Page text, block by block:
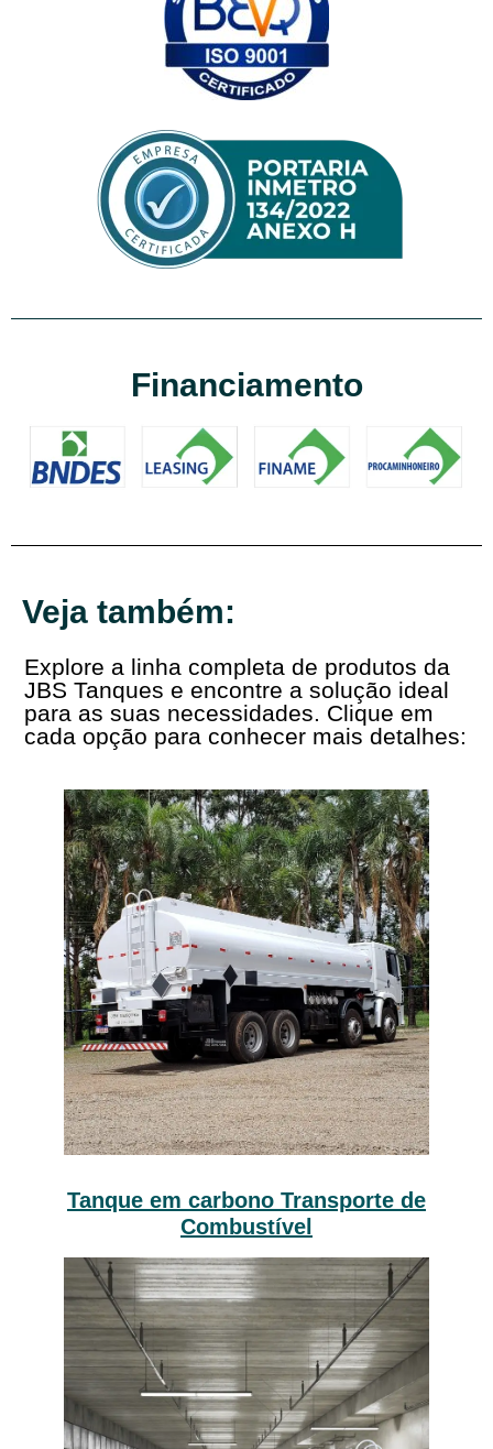
Financiamento
Veja também:
Explore a linha completa de produtos da
JBS Tanques e encontre a solução ideal
para as suas necessidades. Clique em
cada opção para conhecer mais detalhes:
Tanque em carbono Transporte de
Combustível